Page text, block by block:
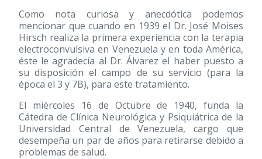
Como nota curiosa y anecdótica podemos
mencionar que cuando en 1939 el Dr. José Moises
Hirsch realiza la primera experiencia con la terapia
electroconvulsiva en Venezuela y en toda América,
éste le agradecía al Dr. Álvarez el haber puesto a
su disposición el campo de su servicio (para la
época el 3 y 7B), para este tratamiento.
El miércoles 16 de Octubre de 1940, funda la
Cátedra de Clínica Neurológica y Psiquiátrica de la
Universidad Central de Venezuela, cargo que
desempeña un par de años para retirarse debido a
problemas de salud.